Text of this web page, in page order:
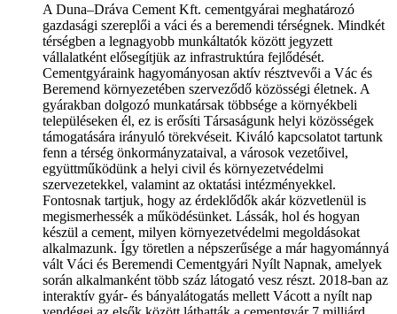
A Duna–Dráva Cement Kft. cementgyárai meghatározó
gazdasági szereplői a váci és a beremendi térségnek. Mindkét
térségben a legnagyobb munkáltatók között jegyzett
vállalatként elősegítjük az infrastruktúra fejlődését.
Cementgyáraink hagyományosan aktív résztvevői a Vác és
Beremend környezetében szerveződő közösségi életnek. A
gyárakban dolgozó munkatársak többsége a környékbeli
településeken él, ez is erősíti Társaságunk helyi közösségek
támogatására irányuló törekvéseit. Kiváló kapcsolatot tartunk
fenn a térség önkormányzataival, a városok vezetőivel,
együttműködünk a helyi civil és környezetvédelmi
szervezetekkel, valamint az oktatási intézményekkel.
Fontosnak tartjuk, hogy az érdeklődők akár közvetlenül is
megismerhessék a működésünket. Lássák, hol és hogyan
készül a cement, milyen környezetvédelmi megoldásokat
alkalmazunk. Így töretlen a népszerűsége a már hagyománnyá
vált Váci és Beremendi Cementgyári Nyílt Napnak, amelyek
során alkalmanként több száz látogató vesz részt. 2018-ban az
interaktív gyár- és bányalátogatás mellett Vácott a nyílt nap